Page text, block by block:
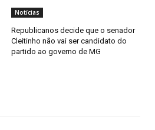
Notícias
Republicanos decide que o senador
Cleitinho não vai ser candidato do
partido ao governo de MG